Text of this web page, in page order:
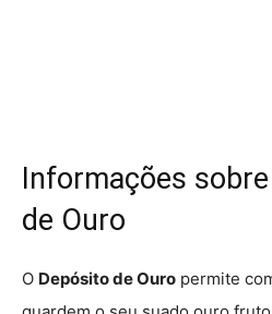
Informações
de Ouro
O Depósito de Ouro permite